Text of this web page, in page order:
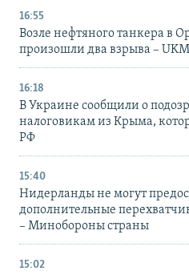
16:55
Возле нефтяного танкера в
произошли два взрыва –
16:18
В Украине сообщили о
налоговикам из Крыма,
РФ
15:40
Нидерланды не могут
дополнительные
– Минобороны страны
15:02